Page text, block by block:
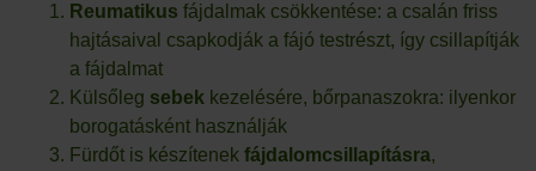
Reumatikus fájdalmak csökkentése: a csalán friss
hajtásaival csapkodják a fájó testrészt, így csillapítják
a fájdalmat
Külsőleg sebek kezelésére, bőrpanaszokra: ilyenkor
borogatásként használják
Fürdőt is készítenek fájdalomcsillapításra,